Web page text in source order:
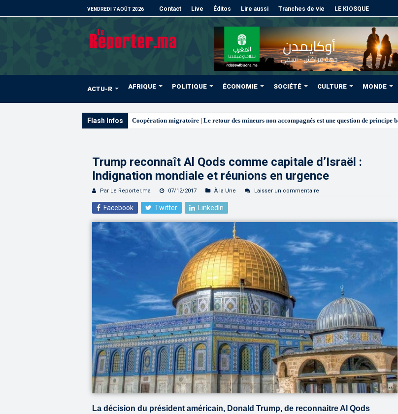
VENDREDI 7 AOÛT 2026 Contact Live Éditos Lire aussi Tranches de vie LE KIOSQUE
ACTU-R AFRIQUE POLITIQUE ÉCONOMIE SOCIÉTÉ CULTURE MONDE
Flash Infos L’ONMT renforce l’attractivité
Trump reconnaît Al Qods comme capitale d’Israël :
Indignation mondiale et réunions en urgence
Par Le Reporter.ma 07/12/2017 À la Une Laisser un commentaire
Facebook Twitter LinkedIn
La décision du président américain, Donald Trump, de reconnaitre Al Qods